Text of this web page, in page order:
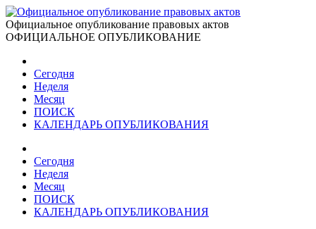
Официальное опубликование правовых актов
ОФИЦИАЛЬНОЕ ОПУБЛИКОВАНИЕ
Сегодня
Неделя
Месяц
ПОИСК
КАЛЕНДАРЬ ОПУБЛИКОВАНИЯ
Сегодня
Неделя
Месяц
ПОИСК
КАЛЕНДАРЬ ОПУБЛИКОВАНИЯ